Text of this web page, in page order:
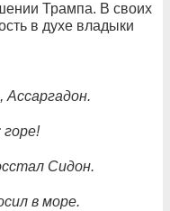
Трампа. В своих
в духе владыки
Сидон.
в море.